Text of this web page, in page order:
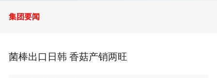
集团要闻
菌棒出口日韩 香菇产销两旺